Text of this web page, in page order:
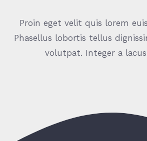
Proin eget velit quis lorem
Phasellus lobortis tellus
volutpat. Integer a